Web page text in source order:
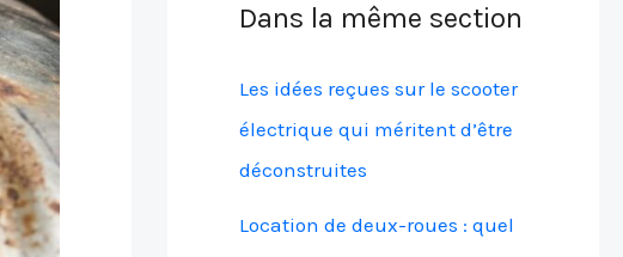
Dans la même section
Les idées reçues sur le scooter
électrique qui méritent d’être
déconstruites
Location de deux-roues : quel